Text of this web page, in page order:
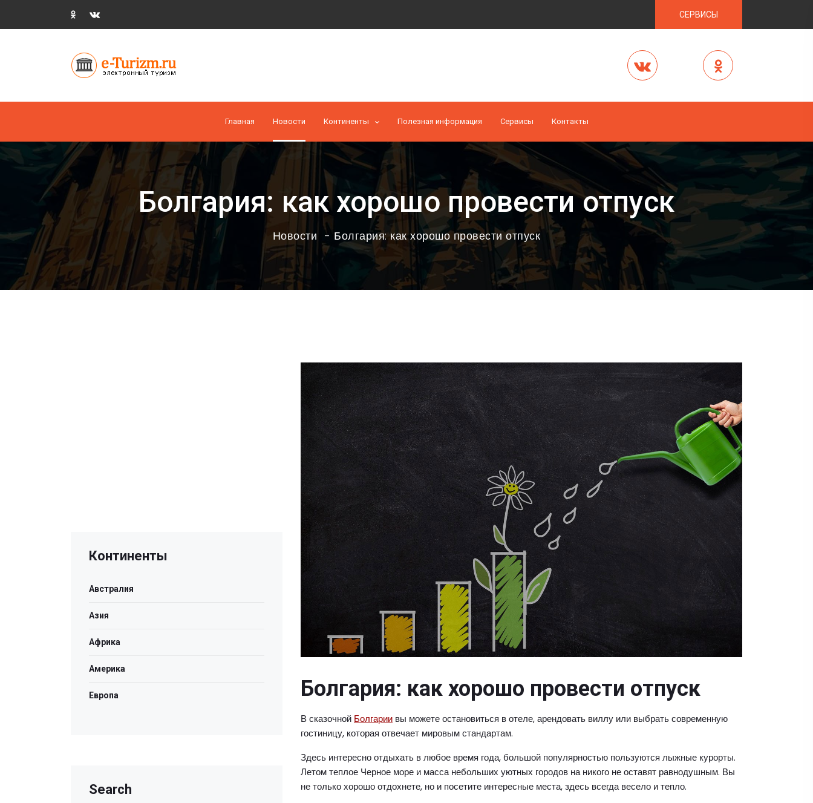
СЕРВИСЫ
Главная Новости Континенты Полезная информация Cервисы Контакты
Болгария: как хорошо провести отпуск
Новости Болгария: как хорошо провести отпуск
Болгария: как хорошо провести отпуск
В сказочной Болгарии вы можете остановиться в отеле, арендовать виллу или выбрать современную
гостиницу, которая отвечает мировым стандартам.
Здесь интересно отдыхать в любое время года, большой популярностью пользуются лыжные курорты.
Летом теплое Черное море и масса небольших уютных городов на никого не оставят равнодушным. Вы
не только хорошо отдохнете, но и посетите интересные места, здесь всегда весело и тепло.
Континенты
Австралия
Азия
Африка
Америка
Европа
Search